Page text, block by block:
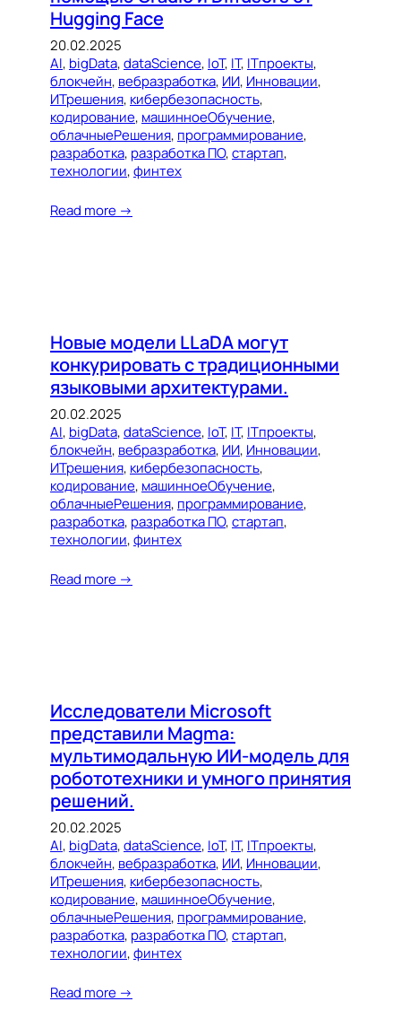
Hugging Face
20.02.2025
AI, bigData, dataScience, IoT, IT, ITпроекты
блокчейн, вебразработка, ИИ, Инновации
ИТрешения, кибербезопасность
кодирование, машинноеОбучение
облачныеРешения, программирование
разработка, разработка ПО, стартап
технологии, финтех
Read more →
Новые модели LLaDA могут
конкурировать с традиционными
языковыми архитектурами.
20.02.2025
AI, bigData, dataScience, IoT, IT, ITпроекты
блокчейн, вебразработка, ИИ, Инновации
ИТрешения, кибербезопасность
кодирование, машинноеОбучение
облачныеРешения, программирование
разработка, разработка ПО, стартап
технологии, финтех
Read more →
Исследователи Microsoft
представили Magma:
мультимодальную ИИ-модель для
робототехники и умного принятия
решений.
20.02.2025
AI, bigData, dataScience, IoT, IT, ITпроекты
блокчейн, вебразработка, ИИ, Инновации
ИТрешения, кибербезопасность
кодирование, машинноеОбучение
облачныеРешения, программирование
разработка, разработка ПО, стартап
технологии, финтех
Read more →